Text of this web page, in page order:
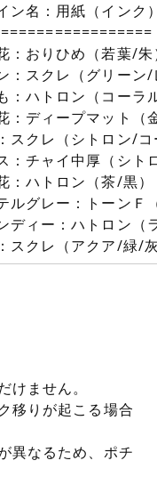
ン名：用紙（インク
：おりひめ（若葉/朱
：スクレ（グリーン
：ハトロン（コーラ
：ディープマット（
スクレ（シトロン/
：チャイ中厚（シト
：ハトロン（茶/黒）
ルグレー：トーンＦ
ディー：ハトロン（
スクレ（アクア/緑/
けません。
移りが起こる場合
異なるため、ポチ